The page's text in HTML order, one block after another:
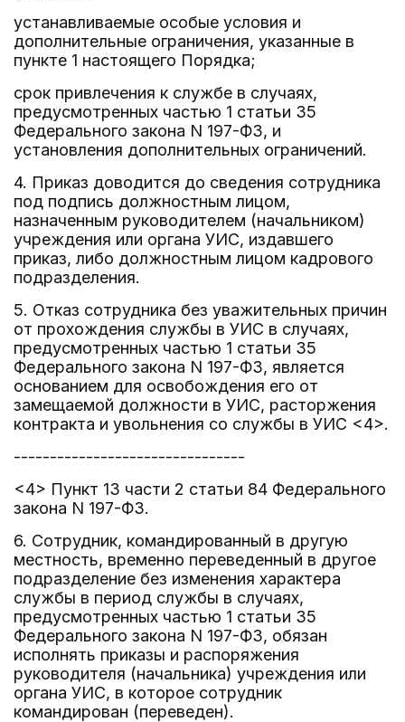
устанавливаемые особые условия и
дополнительные ограничения, указанные в
пункте 1 настоящего Порядка;
срок привлечения к службе в случаях,
предусмотренных частью 1 статьи 35
Федерального закона N 197-ФЗ, и
установления дополнительных ограничений.
4. Приказ доводится до сведения сотрудника
под подпись должностным лицом,
назначенным руководителем (начальником)
учреждения или органа УИС, издавшего
приказ, либо должностным лицом кадрового
подразделения.
5. Отказ сотрудника без уважительных причин
от прохождения службы в УИС в случаях,
предусмотренных частью 1 статьи 35
Федерального закона N 197-ФЗ, является
основанием для освобождения его от
замещаемой должности в УИС, расторжения
контракта и увольнения со службы в УИС <4>.
--------------------------------
<4> Пункт 13 части 2 статьи 84 Федерального
закона N 197-ФЗ.
6. Сотрудник, командированный в другую
местность, временно переведенный в другое
подразделение без изменения характера
службы в период службы в случаях,
предусмотренных частью 1 статьи 35
Федерального закона N 197-ФЗ, обязан
исполнять приказы и распоряжения
руководителя (начальника) учреждения или
органа УИС, в которое сотрудник
командирован (переведен).